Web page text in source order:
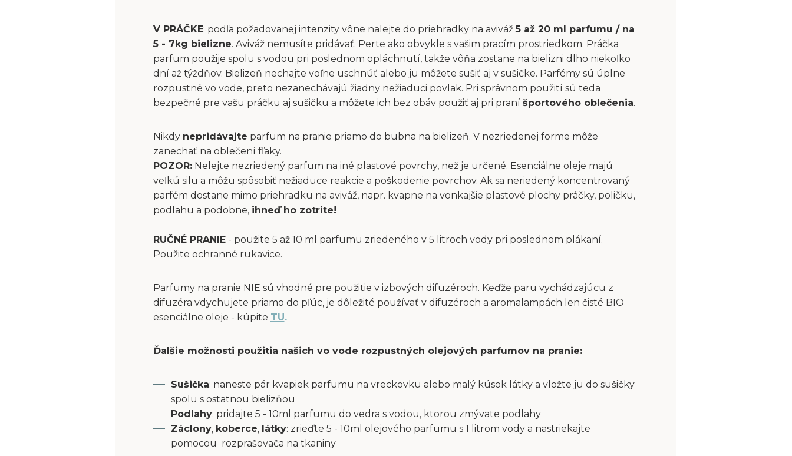
V PRÁČKE: podľa požadovanej intenzity vône nalejte do priehradky na aviváž5 až 20 ml parfumu / na
5 - 7kg bielizne. Aviváž nemusíte pridávať. Perte ako obvykle s vašim pracím prostriedkom. Práčka
parfum použije spolu s vodou pri poslednom opláchnutí, takže vôňa zostane na bielizni dlho niekoľko
dní až týždňov. Bielizeň nechajte voľne uschnúť alebo ju môžete sušiť aj v sušičke. Parfémy sú úplne
rozpustné vo vode, preto nezanechávajú žiadny nežiaduci povlak. Pri správnom použití sú teda
bezpečné pre vašu práčku aj sušičku a môžete ich bez obáv použiť aj pri praní športového oblečenia.
Nikdy nepridávajte parfum na pranie priamo do bubna na bielizeň. V nezriedenej forme môže
zanechať na oblečení fľaky.
POZOR:Nelejte nezriedený parfum na iné plastové povrchy, než je určené. Esenciálne oleje majú
veľkú silu a môžu spôsobiť nežiaduce reakcie a poškodenie povrchov. Ak sa neriedený koncentrovaný
parfém dostane mimo priehradku na aviváž, napr. kvapne na vonkajšie plastové plochy práčky, poličku,
podlahu a podobne, ihneď ho zotrite!
RUČNÉ PRANIE- použite 5 až 10 ml parfumu zriedeného v 5 litroch vody pri poslednom plákaní.
Použite ochranné rukavice.
Parfumy na pranie NIE sú vhodné pre použitie v izbových difuzéroch. Keďže paru vychádzajúcu z
difuzéra vdychujete priamo do pľúc, je dôležité používať v difuzéroch a aromalampách len čisté BIO
esenciálne oleje - kúpite TU.
Ďalšie možnosti použitia našich vo vode rozpustných olejových parfumov na pranie:
Sušička: naneste pár kvapiek parfumu na vreckovku alebo malý kúsok látky a vložte ju do sušičky
spolu s ostatnou bielizňou
Podlahy: pridajte 5 - 10ml parfumu do vedra s vodou, ktorou zmývate podlahy
Záclony, koberce, látky: zrieďte 5 - 10ml olejového parfumu s 1 litrom vody a nastriekajte
pomocou rozprašovača na tkaniny